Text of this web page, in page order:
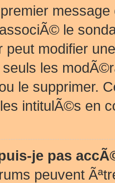
le
modifier
les
le supprimer.
intitulÃ©s en
je pas
peuvent